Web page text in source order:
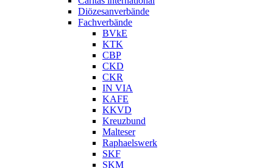
Diözesanverbände
Fachverbände
BVkE
KTK
CBP
CKD
CKR
IN VIA
KAFE
KKVD
Kreuzbund
Malteser
Raphaelswerk
SKF
SKM